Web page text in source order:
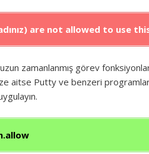
adınız) are not allowed to use
zamanlanmış görev
aitse Putty ve benzeri programlar